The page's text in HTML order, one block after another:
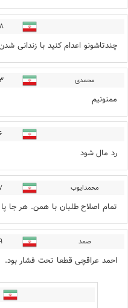
چندتاشونو اعدام کنید با زندانی
محمدی
ممنونیم
رد مال شود
محمدایوب
تمام اصلاح طلبان با همن. هر جا
صمد
احمد عراقچى قطعا تحت فشار بود.